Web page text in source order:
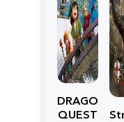
DRAGON
QUEST